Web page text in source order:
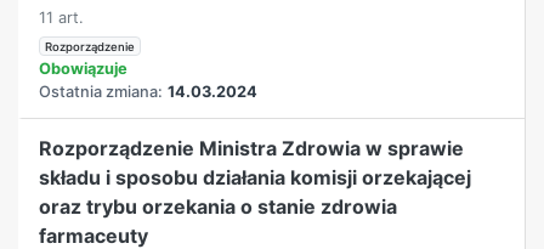
11 art.
Rozporządzenie
Obowiązuje
Ostatnia zmiana: 14.03.2024
Rozporządzenie Ministra Zdrowia w sprawie
składu i sposobu działania komisji orzekającej
oraz trybu orzekania o stanie zdrowia
farmaceuty